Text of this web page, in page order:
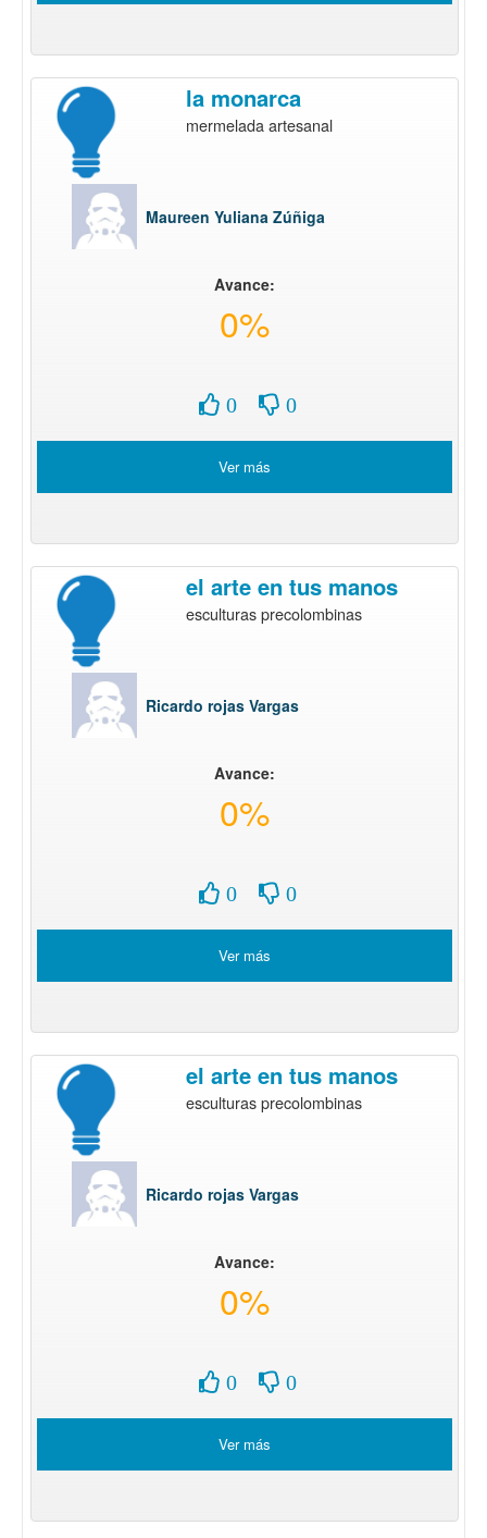
la monarca
mermelada artesanal
Maureen Yuliana Zúñiga
Avance:
0%
0 0
Ver más
el arte en tus manos
esculturas precolombinas
Ricardo rojas Vargas
Avance:
0%
0 0
Ver más
el arte en tus manos
esculturas precolombinas
Ricardo rojas Vargas
Avance:
0%
0 0
Ver más